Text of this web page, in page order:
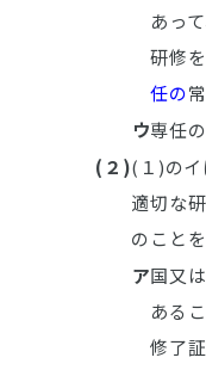
あっ
研修
任の
ウ専任
(２)(１)のイ
適切な
のことを
ア国又
ある
修了